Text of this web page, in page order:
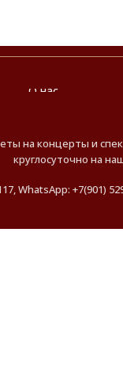
О нас
на концерты и
круглосуточно на
WhatsApp: +7(901)